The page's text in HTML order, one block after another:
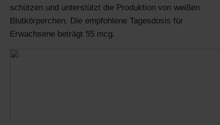
schützen und unterstützt die Produktion von weißen
Blutkörperchen. Die empfohlene Tagesdosis für
Erwachsene beträgt 55 mcg.